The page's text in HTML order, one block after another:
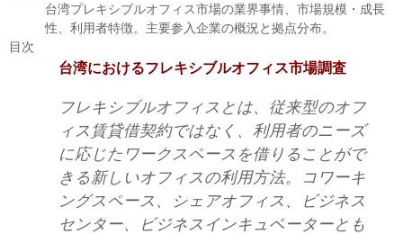
経済ニュース
労務顧問
飲食店情報
台湾プレキシブルオフィス市場の業界事情、市場規模・成長
性、利用者特徴。主要参入企業の概況と拠点分布。
目次
台湾におけるフレキシブルオフィス市場調査
フレキシブルオフィスとは、従来型のオフ
ィス賃貸借契約ではなく、利用者のニーズ
に応じたワークスペースを借りることがで
きる新しいオフィスの利用方法。コワーキ
ングスペース、シェアオフィス、ビジネス
センター、ビジネスインキュベーターとも